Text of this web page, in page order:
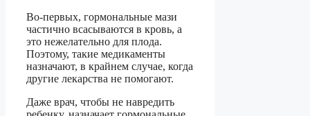
Во-первых, гормональные мази
частично всасываются в кровь, а
это нежелательно для плода.
Поэтому, такие медикаменты
назначают, в крайнем случае, когда
другие лекарства не помогают.
Даже врач, чтобы не навредить